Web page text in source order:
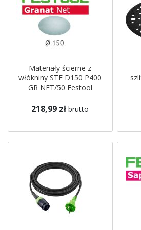
Materiały ścierne z
włókniny STF D150 P400
GR NET/50 Festool
218,99 zł brutto